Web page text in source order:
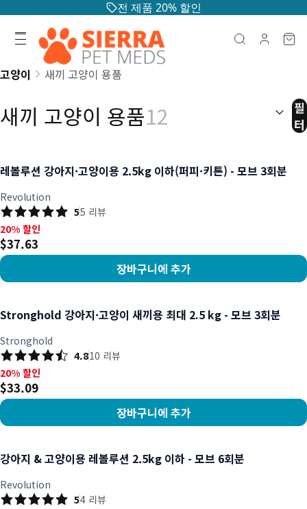
전 제품 20% 할인
고양이 새끼 고양이 용품
새끼 고양이 용품12 (선
필
터
레볼루션 강아지·고양이용 2.5kg 이하(퍼피·키튼) - 모브 3회분
Revolution
55 리뷰
20% 할인, $37.63
20% 할인
$37.63
장바구니에 추가
Stronghold 강아지·고양이 새끼용 최대 2.5 kg - 모브 3회분
Stronghold
4.810 리뷰
20% 할인, $33.09
20% 할인
$33.09
장바구니에 추가
강아지 & 고양이용 레볼루션 2.5kg 이하 - 모브 6회분
Revolution
54 리뷰